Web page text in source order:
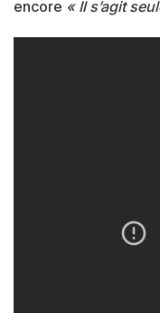
encore « Il s’agit